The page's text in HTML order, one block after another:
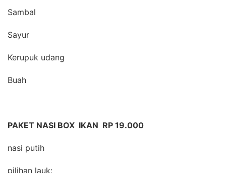
Sambal
Sayur
Kerupuk udang
Buah
PAKET NASI BOX IKAN RP 19.000
nasi putih
pilihan lauk: